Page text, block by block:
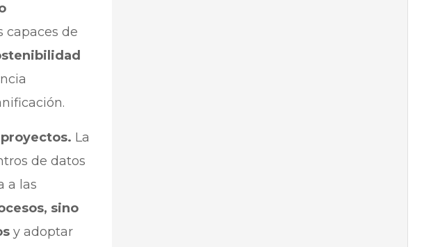
capaces de
La
de datos
a las
sino
y adoptar